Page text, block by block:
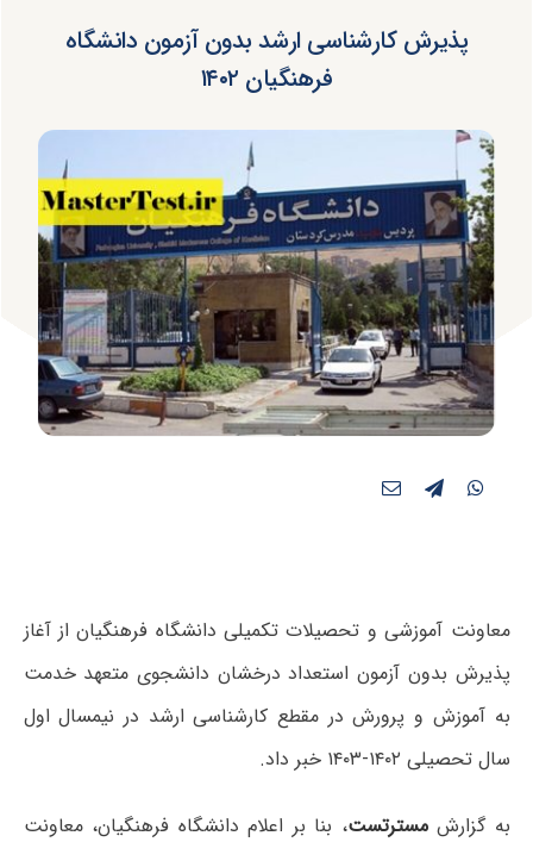
پذیرش کارشناسی ارشد بدون آزمون دانشگاه
فرهنگیان ۱۴۰۲
معاونت آموزشی و تحصیلات تکمیلی دانشگاه فرهنگیان از آغاز
پذیرش بدون آزمون استعداد درخشان دانشجوی متعهد خدمت
به آموزش و پرورش در مقطع کارشناسی ارشد در نیمسال اول
سال تحصیلی ۱۴۰۲-۱۴۰۳ خبر داد.
به گزارشمسترتست، بنا بر اعلام دانشگاه فرهنگیان، معاونت